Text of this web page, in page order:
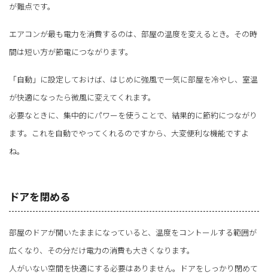
が難点です。
エアコンが最も電力を消費するのは、部屋の温度を変えるとき。その時
間は短い方が節電につながります。
「自動」に設定しておけば、はじめに強風で一気に部屋を冷やし、室温
が快適になったら微風に変えてくれます。
必要なときに、集中的にパワーを使うことで、結果的に節約につながり
ます。これを自動でやってくれるのですから、大変便利な機能ですよ
ね。
ドアを閉める
部屋のドアが開いたままになっていると、温度をコントールする範囲が
広くなり、その分だけ電力の消費も大きくなります。
人がいない空間を快適にする必要はありません。ドアをしっかり閉めて